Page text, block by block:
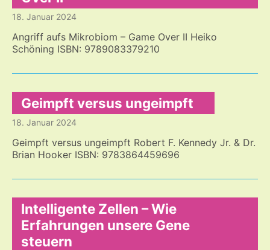
18. Januar 2024
Angriff aufs Mikrobiom – Game Over II Heiko
Schöning ISBN: 9789083379210
Geimpft versus ungeimpft
18. Januar 2024
Geimpft versus ungeimpft Robert F. Kennedy Jr. & Dr.
Brian Hooker ISBN: 9783864459696
Intelligente Zellen – Wie
Erfahrungen unsere Gene
steuern